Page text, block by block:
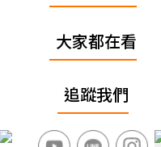
大家都在看
追蹤我們